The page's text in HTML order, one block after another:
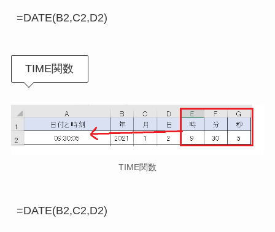
TIME関数
TIME関数